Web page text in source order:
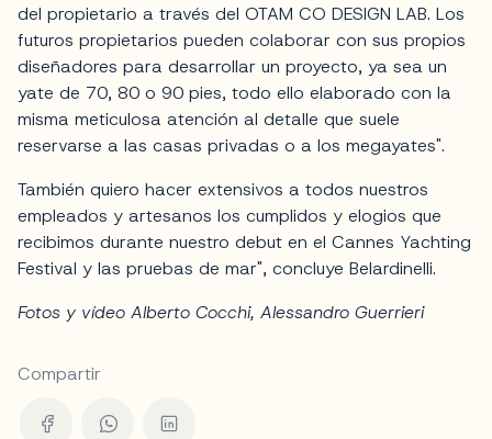
del propietario a través del OTAM CO DESIGN LAB. Los
futuros propietarios pueden colaborar con sus propios
diseñadores para desarrollar un proyecto, ya sea un
yate de 70, 80 o 90 pies, todo ello elaborado con la
misma meticulosa atención al detalle que suele
reservarse a las casas privadas o a los megayates".
También quiero hacer extensivos a todos nuestros
empleados y artesanos los cumplidos y elogios que
recibimos durante nuestro debut en el Cannes Yachting
Festival y las pruebas de mar", concluye Belardinelli.
Fotos y vídeo Alberto Cocchi, Alessandro Guerrieri
Compartir